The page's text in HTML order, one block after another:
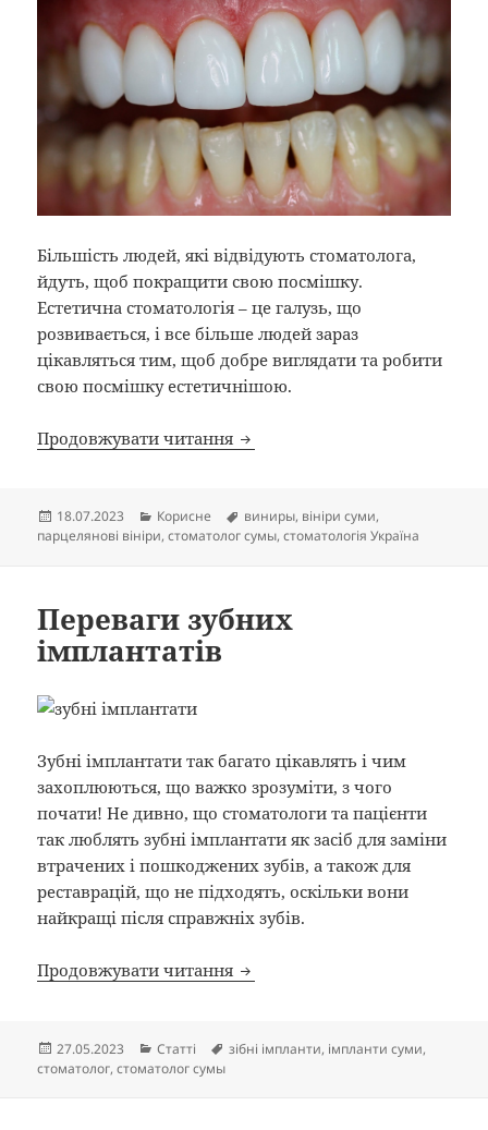
Більшість людей, які відвідують стоматолога,
йдуть, щоб покращити свою посмішку.
Естетична стоматологія – це галузь, що
розвивається, і все більше людей зараз
цікавляться тим, щоб добре виглядати та робити
свою посмішку естетичнішою.
Продовжувати читання Встановлення порцелянових
Опубліковано
18.07.2023 Категорії
Корисне Позначки
виниры, вініри суми,
парцелянові вініри,стоматолог сумы,стоматологія Україна
Переваги зубних
імплантатів
Зубні імплантати так багато цікавлять і чим
захоплюються, що важко зрозуміти, з чого
почати! Не дивно, що стоматологи та пацієнти
так люблять зубні імплантати як засіб для заміни
втрачених і пошкоджених зубів, а також для
реставрацій, що не підходять, оскільки вони
найкращі після справжніх зубів.
Продовжувати читання Переваги зубних імплантатів
Опубліковано
27.05.2023 Категорії
Статті Позначки
зібні імпланти, імпланти суми,
стоматолог,стоматолог сумы